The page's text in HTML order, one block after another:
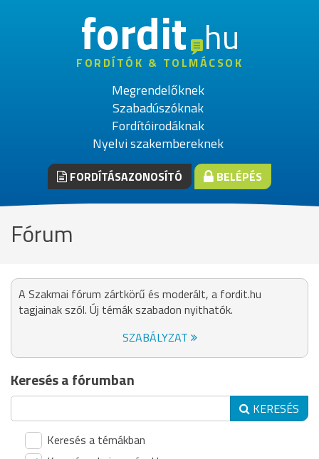
fordithu
FORDÍTÓK & TOLMÁCSOK
Megrendelőknek
Szabadúszóknak
Fordítóirodáknak
Nyelvi szakembereknek
FORDÍTÁSAZONOSÍTÓ BELÉPÉS
Fórum
A Szakmai fórum zártkörű és moderált, a fordit.hu
tagjainak szól. Új témák szabadon nyithatók.
SZABÁLYZAT
Keresés a fórumban
KERESÉS
Keresés a témákban